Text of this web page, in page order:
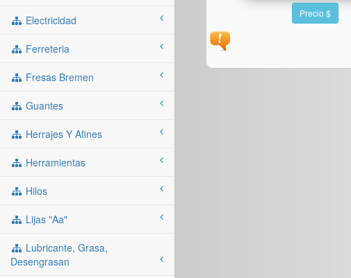
Electricidad
Ferreteria
Fresas Bremen
Guantes
Herrajes Y Afines
Herramientas
Hilos
Lijas "aa"
Lubricante, Grasa,
Desengrasan
Precio $